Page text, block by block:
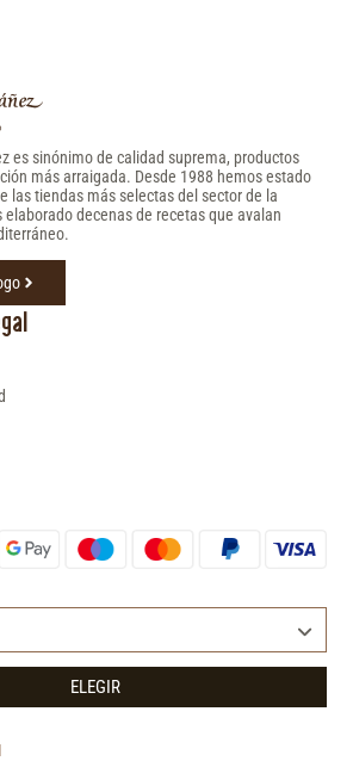
es sinónimo de calidad suprema, productos
más arraigada. Desde 1988 hemos estado
las tiendas más selectas del sector de la
decenas de recetas que avalan
ELEGIR